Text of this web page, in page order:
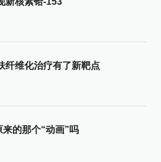
纤维化治疗有了新靶点
的那个“动画”吗